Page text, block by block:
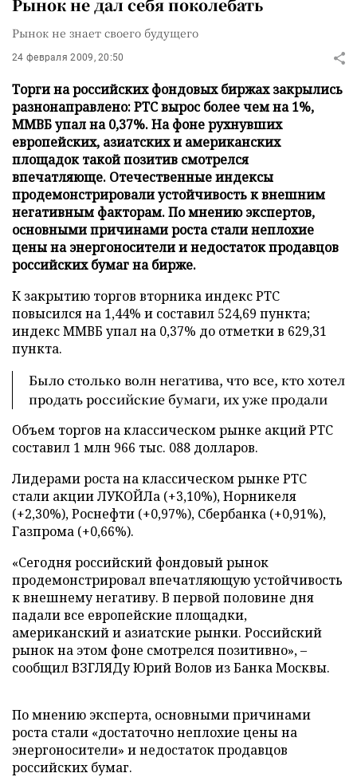
Рынок не дал себя поколебать
Рынок не знает своего будущего
24 февраля 2009, 20:50
Торги на российских фондовых биржах закрылись
разнонаправлено: РТС вырос более чем на 1%,
ММВБ упал на 0,37%. На фоне рухнувших
европейских, азиатских и американских
площадок такой позитив смотрелся
впечатляюще. Отечественные индексы
продемонстрировали устойчивость к внешним
негативным факторам. По мнению экспертов,
основными причинами роста стали неплохие
цены на энергоносители и недостаток продавцов
российских бумаг на бирже.
К закрытию торгов вторника индекс РТС
повысился на 1,44% и составил 524,69 пункта;
индекс ММВБ упал на 0,37% до отметки в 629,31
пункта.
Было столько волн негатива, что все, кто хотел
продать российские бумаги, их уже продали
Объем торгов на классическом рынке акций РТС
составил 1 млн 966 тыс. 088 долларов.
Лидерами роста на классическом рынке РТС
стали акции ЛУКОЙЛа (+3,10%), Норникеля
(+2,30%), Роснефти (+0,97%), Сбербанка (+0,91%),
Газпрома (+0,66%).
«Сегодня российский фондовый рынок
продемонстрировал впечатляющую устойчивость
к внешнему негативу. В первой половине дня
падали все европейские площадки,
американский и азиатские рынки. Российский
рынок на этом фоне смотрелся позитивно», –
сообщил ВЗГЛЯДу Юрий Волов из Банка Москвы.
По мнению эксперта, основными причинами
роста стали «достаточно неплохие цены на
энергоносители» и недостаток продавцов
российских бумаг.